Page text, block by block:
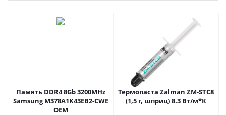
Память DDR4 8Gb 3200MHz
Samsung M378A1K43EB2-CWE
OEM
Термопаста Zalman ZM-STC8
(1,5 г, шприц) 8.3 Вт/м*К